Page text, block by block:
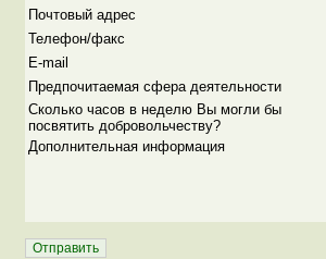
Почтовый адрес
Телефон/факс
E-mail
Предпочитаемая сфера деятельности
Сколько часов в неделю Вы могли бы
посвятить добровольчеству?
Дополнительная информация